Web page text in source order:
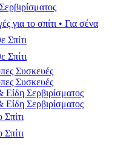
για το σπίτι • Για σένα
Σπίτι
Σπίτι
Συσκευές
Συσκευές
Σερβιρίσματος
Σερβιρίσματος